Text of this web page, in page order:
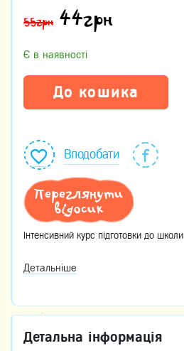
55грн 44грн
Є в наявності
До кошика
Вподобати
Переглянути
відосик
Інтенсивний курс підготовки до школи
Детальніше
Детальна інформація